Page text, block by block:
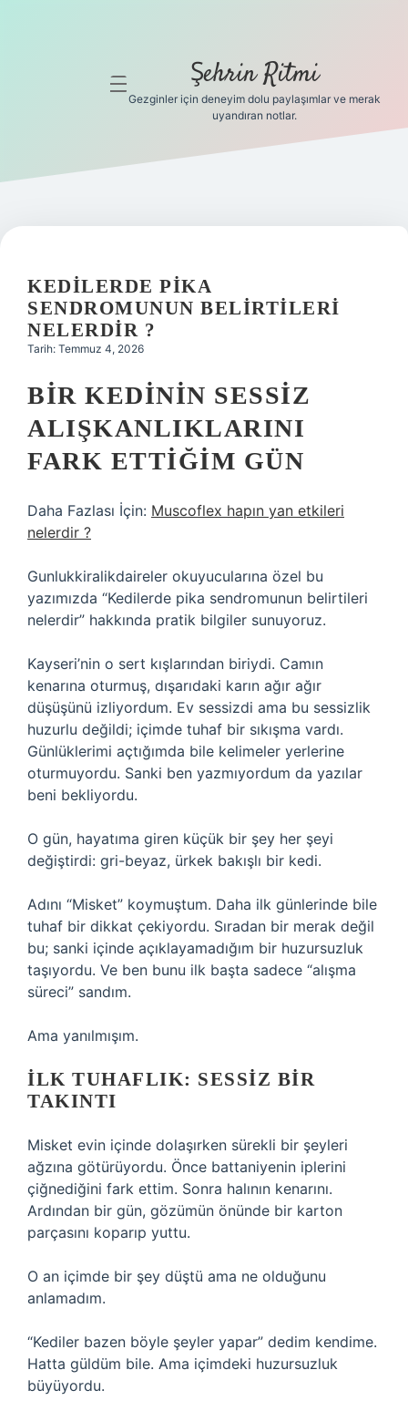
Gizlilik
Hakkımızda
Hakkımızda
menüyü
Şehrin Ritmi
Gezginler için deneyim dolu paylaşımlar ve merak
uyandıran notlar.
KEDILERDE PIKA
SENDROMUNUN BELIRTILERI
NELERDIR ?
Tarih: Temmuz 4, 2026
BIR KEDININ SESSIZ
ALIŞKANLIKLARINI
FARK ETTIĞIM GÜN
Daha Fazlası İçin: Muscoflex hapın yan etkileri
nelerdir ?
Gunlukkiralikdaireler okuyucularına özel bu
yazımızda “Kedilerde pika sendromunun belirtileri
nelerdir” hakkında pratik bilgiler sunuyoruz.
Kayseri’nin o sert kışlarından biriydi. Camın
kenarına oturmuş, dışarıdaki karın ağır ağır
düşüşünü izliyordum. Ev sessizdi ama bu sessizlik
huzurlu değildi; içimde tuhaf bir sıkışma vardı.
Günlüklerimi açtığımda bile kelimeler yerlerine
oturmuyordu. Sanki ben yazmıyordum da yazılar
beni bekliyordu.
O gün, hayatıma giren küçük bir şey her şeyi
değiştirdi: gri-beyaz, ürkek bakışlı bir kedi.
Adını “Misket” koymuştum. Daha ilk günlerinde bile
tuhaf bir dikkat çekiyordu. Sıradan bir merak değil
bu; sanki içinde açıklayamadığım bir huzursuzluk
taşıyordu. Ve ben bunu ilk başta sadece “alışma
süreci” sandım.
Ama yanılmışım.
İLK TUHAFLIK: SESSIZ BIR
TAKINTI
Misket evin içinde dolaşırken sürekli bir şeyleri
ağzına götürüyordu. Önce battaniyenin iplerini
çiğnediğini fark ettim. Sonra halının kenarını.
Ardından bir gün, gözümün önünde bir karton
parçasını koparıp yuttu.
O an içimde bir şey düştü ama ne olduğunu
anlamadım.
“Kediler bazen böyle şeyler yapar” dedim kendime.
Hatta güldüm bile. Ama içimdeki huzursuzluk
büyüyordu.